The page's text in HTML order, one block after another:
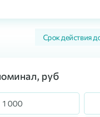
Срок действия
руб
1 000